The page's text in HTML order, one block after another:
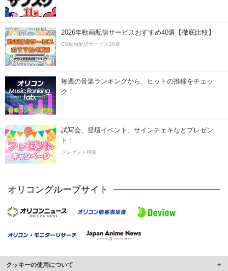
2026年動画配信サービスおすすめ40選【徹底比較】
CS動画配信サービス20選
毎週の音楽ランキングから、ヒットの推移をチェッ
ク！
試写会、登壇イベント、サインチェキなどプレゼン
ト！
プレゼント特集
オリコングループサイト
クッキーの使用について